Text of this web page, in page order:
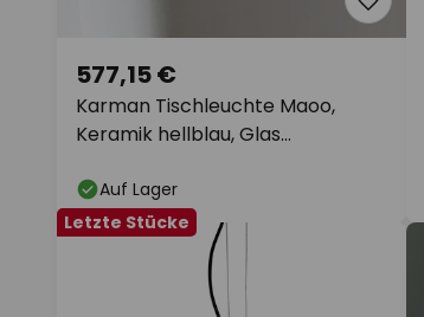
Karman Tischleuchte Maoo,
Keramik hellblau, Glas
577,15 €
Auf Lager
Letzte Stücke